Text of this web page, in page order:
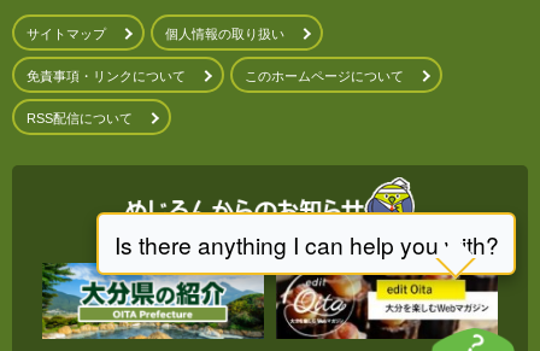
サイトマップ 個人情報の取り扱い
免責事項・リンクについて このホームページについて
RSS配信について